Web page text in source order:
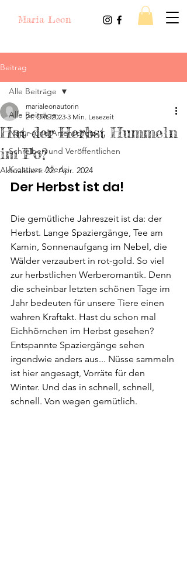
Maria Leon
Beitrag
Alle Beiträge
Natur- und Artenschutz
Schreiben und Veröffentlichen
Kreatives Allerlei
Alle Beiträge
Hat der Herbst Hummeln
im Po?
marialeonautorin
24. Okt. 2023 3 Min. Lesezeit
Aktualisiert:22. Apr. 2024
Der Herbst ist da!
Die gemütliche Jahreszeit ist da: der
Herbst. Lange Spaziergänge, Tee am
Kamin, Sonnenaufgang im Nebel, die
Wälder verzaubert in rot-gold. So viel
zur herbstlichen Werberomantik. Denn
die scheinbar letzten schönen Tage im
Jahr bedeuten für unsere Tiere einen
wahren Kraftakt. Hast du schon mal
Eichhörnchen im Herbst gesehen?
Entspannte Spaziergänge sehen
irgendwie anders aus... Nüsse sammeln
ist hier angesagt, Vorräte für den
Winter. Und das in schnell, schnell,
schnell. Von wegen gemütlich.